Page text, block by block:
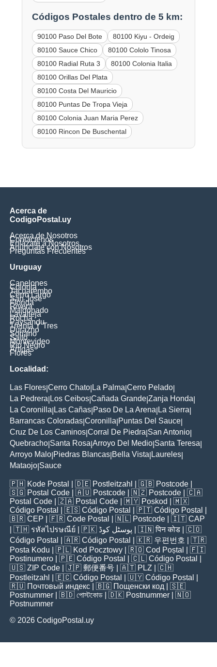
Códigos Postales dentro de 5 km:
90100 Paso Del Bote
80100 Kiyu - Ordeig
80100 Sauce Chico
80100 Cololo Tinosa
80100 Radial Ruta 3
80100 Colonia Italia
80100 Orillas Del Plata
80100 Costa Del Mauricio
80100 Puntas De Tropa Vieja
80100 Colonia Juan Maria Perez
80100 Rincon De Buschental
Acerca de
CodigoPostal.uy
Acerca de Nosotros
Contáctenos
Enlázate a Nosotros
Anúnciate con Nosotros
Preguntas Frecuentes
Uruguay
Canelones
Colonia
Tacuarembo
Cerro Largo
San Jose
Florida
Rivera
Maldonado
Lavalleja
Rocha
Paysandu
Treinta Y Tres
Durazno
Soriano
Salto
Montevideo
Rio Negro
Artigas
Flores
Localidad:
Las Flores Cerro Chato La Palma Cerro Pelado
La Pedrera Los Ceibos Cañada Grande Zanja Honda
La Coronilla Las Cañas Paso De La Arena La Sierra
Barrancas Coloradas Coronilla Puntas Del Sauce
Cruz De Los Caminos Corral De Piedra San Antonio
Quebracho Santa Rosa Arroyo Del Medio Santa Teresa
Arroyo Malo Piedras Blancas Bella Vista Laureles
Mataojo Sauce
🇵🇭 Kode Postal | 🇩🇪 Postleitzahl | 🇬🇧 Postcode
🇸🇬 Postal Code | 🇦🇺 Postcode | 🇳🇿 Postcode | 🇨🇦
Postal Code | 🇿🇦 Postal Code | 🇲🇾 Poskod
| 🇲🇽
Código Postal
| 🇪🇸 Código Postal | 🇵🇹 Código Postal
🇧🇷 CEP | 🇫🇷 Code Postal | 🇳🇱 Postcode | 🇮🇹 CAP
| 🇹🇭 รหัสไปรษณีย์ | 🇵🇰 پوسٹل کوڈ | 🇮🇳पिन कोड | 🇨🇴
Código Postal
| 🇦🇷 Código Postal | 🇰🇷 우편번호
| 🇹🇷
Posta Kodu | 🇵🇱 Kod Pocztowy | 🇷🇴 Cod Poștal
| 🇫🇮
Postinumero | 🇵🇪 Código Postal | 🇨🇱 Código Postal
🇺🇸 ZIP Code | 🇯🇵 郵便番号 | 🇦🇹 PLZ | 🇨🇭
Postleitzahl
| 🇪🇨 Código Postal | 🇺🇾 Código Postal
🇷🇺 Почтовый индекс | 🇧🇬 Пощенски код | 🇸🇪
Postnummer | 🇧🇩 পোস্টকোড | 🇩🇰 Postnummer | 🇳🇴
Postnummer
© 2026 CodigoPostal.uy